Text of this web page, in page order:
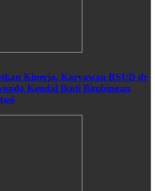
Kinerja, Karyawan RSUD dr
Kendal Ikuti Bimbingan